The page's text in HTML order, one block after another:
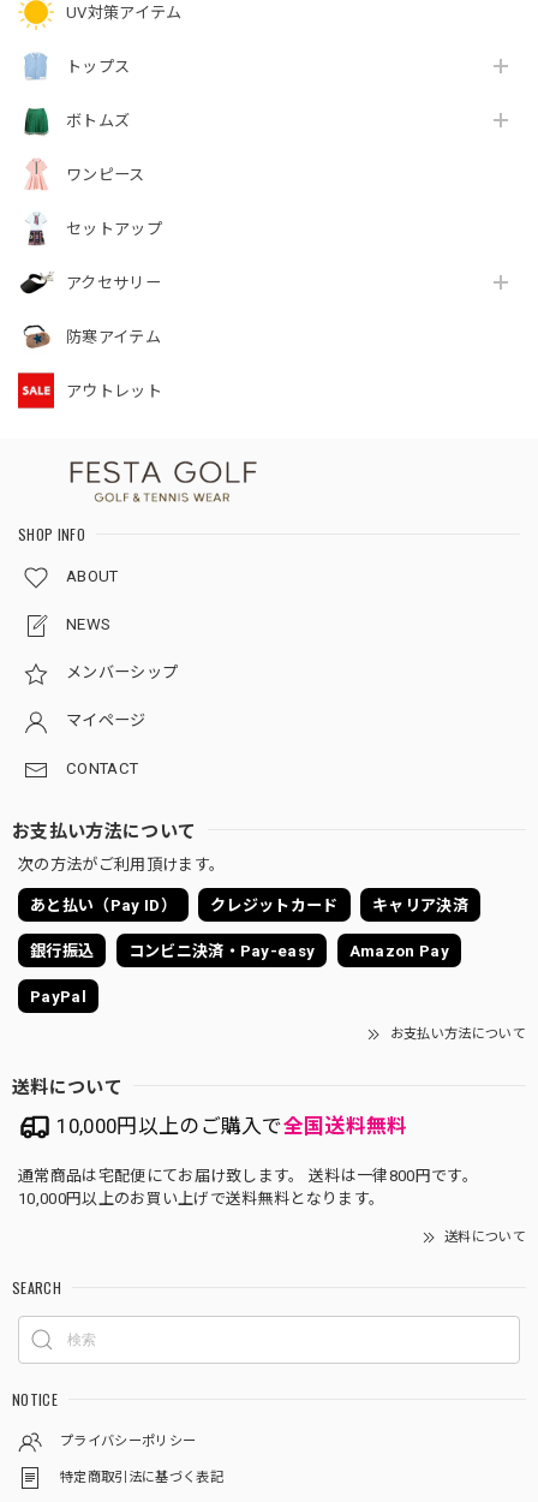
UV対策アイテム
トップス
ボトムズ
ワンピース
セットアップ
アクセサリー
防寒アイテム
アウトレット
SHOP INFO
ABOUT
NEWS
メンバーシップ
マイページ
CONTACT
お支払い方法について
次の方法がご利用頂けます。
あと払い（Pay ID） クレジットカード キャリア決済
銀行振込 コンビニ決済・Pay-easy Amazon Pay
PayPal
お支払い方法について
送料について
10,000円以上のご購入で全国送料無料
通常商品は宅配便にてお届け致します。 送料は一律800円です。
10,000円以上のお買い上げで送料無料となります。
送料について
SEARCH
NOTICE
プライバシーポリシー
特定商取引法に基づく表記